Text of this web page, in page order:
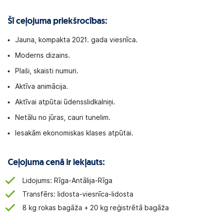
Šī ceļojuma priekšrocības:
Jauna, kompakta 2021. gada viesnīca.
Moderns dizains.
Plaši, skaisti numuri.
Aktīva animācija.
Aktīvai atpūtai ūdensslidkalniņi.
Netālu no jūras, cauri tunelim.
Iesakām ekonomiskas klases atpūtai.
Ceļojuma cenā ir iekļauts:
Lidojums: Rīga-Antālija-Rīga
Transfērs: lidosta-viesnīca-lidosta
8 kg rokas bagāža + 20 kg reģistrētā bagāža